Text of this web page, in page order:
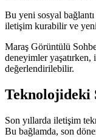
Bu yeni sosyal
iletişim kurabilir ve
Maraş Görüntülü
deneyimler yaşatırken,
değerlendirilebilir.
Teknolojideki
Son yıllarda iletişim
Bu bağlamda, son